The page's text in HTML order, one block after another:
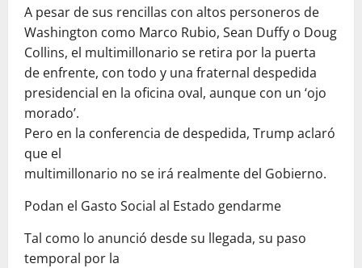
A pesar de sus rencillas con altos personeros de
Washington como Marco Rubio, Sean Duffy o Doug
Collins, el multimillonario se retira por la puerta
de enfrente, con todo y una fraternal despedida
presidencial en la oficina oval, aunque con un ‘ojo
morado’.
Pero en la conferencia de despedida, Trump aclaró
que el
multimillonario no se irá realmente del Gobierno.
Podan el Gasto Social al Estado gendarme
Tal como lo anunció desde su llegada, su paso
temporal por la